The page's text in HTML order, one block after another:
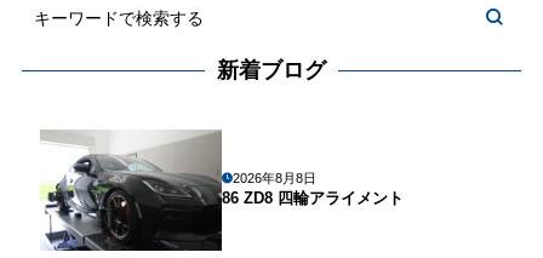
新着ブログ
2026年8月8日
86 ZD8 四輪アライメント